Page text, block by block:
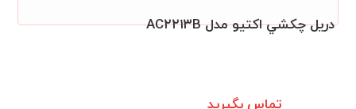
دريل چکشي اکتيو مدل AC۲۲۱۳B
تماس بگیرید